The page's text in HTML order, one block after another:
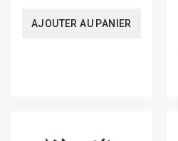
AJOUTER AU PANIER